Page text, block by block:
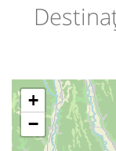
+
−